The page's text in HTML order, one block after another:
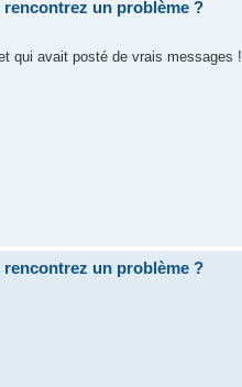
un problème ?
qui avait posté de vrais messages !
un problème ?